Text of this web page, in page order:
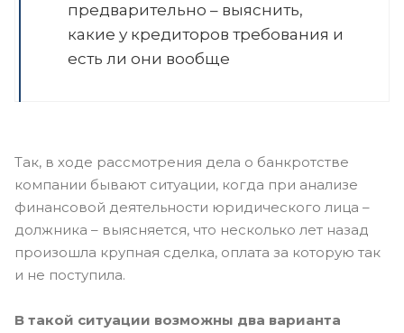
предварительно – выяснить,
какие у кредиторов требования и
есть ли они вообще
Так, в ходе рассмотрения дела о банкротстве
компании бывают ситуации, когда при анализе
финансовой деятельности юридического лица –
должника – выясняется, что несколько лет назад
произошла крупная сделка, оплата за которую так
и не поступила.
В такой ситуации возможны два варианта